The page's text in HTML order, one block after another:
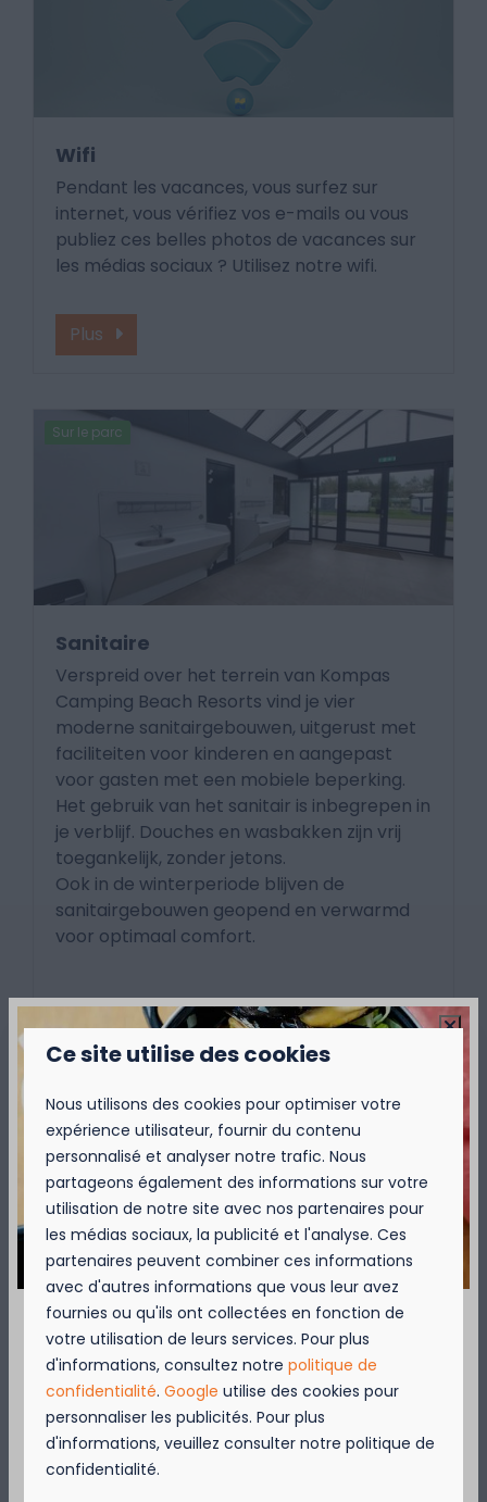
Wifi
Pendant les vacances, vous surfez sur
internet, vous vérifiez vos e-mails ou vous
publiez ces belles photos de vacances sur
les médias sociaux ? Utilisez notre wifi.
Plus
Sur le parc
Sanitaire
Verspreid over het terrein van Kompas
Camping Beach Resorts vind je vier
moderne sanitairgebouwen, uitgerust met
faciliteiten voor kinderen en aangepast
voor gasten met een mobiele beperking.
Het gebruik van het sanitair is inbegrepen in
je verblijf. Douches en wasbakken zijn vrij
toegankelijk, zonder jetons.
Ook in de winterperiode blijven de
sanitairgebouwen geopend en verwarmd
voor optimaal comfort.
Sur le parc
Pour les actifs !
Pendant les vacances, les enfants et les
amateurs de vacances sportives n’ont pas
le temps de s’ennuyer ! Vous trouverez sur
le camping beaucoup de possibilités pour
des vacances actives.
September = Mosselmaand!
Geniet van 2 t.e.m. 28 september van 50%
korting op de mosselprijs voor 2 personen
wanneer je een verblijf boekt!
Deze actie is geldig in de restaurants van
Ce site utilise des cookies
Nous utilisons des cookies pour optimiser votre
expérience utilisateur, fournir du contenu
personnalisé et analyser notre trafic. Nous
partageons également des informations sur votre
utilisation de notre site avec nos partenaires pour
les médias sociaux, la publicité et l'analyse. Ces
partenaires peuvent combiner ces informations
avec d'autres informations que vous leur avez
fournies ou qu'ils ont collectées en fonction de
votre utilisation de leurs services. Pour plus
d'informations, consultez notrepolitique de
confidentialité.Google utilise des cookies pour
personnaliser les publicités. Pour plus
d'informations, veuillez consulter notre politique de
confidentialité.